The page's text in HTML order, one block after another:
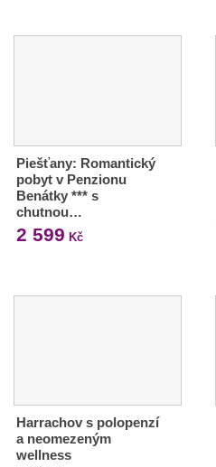
Piešťany: Romantický
pobyt v Penzionu
Benátky *** s
chutnou…
2 599 Kč
Harrachov s polopenzí
a neomezeným
wellness